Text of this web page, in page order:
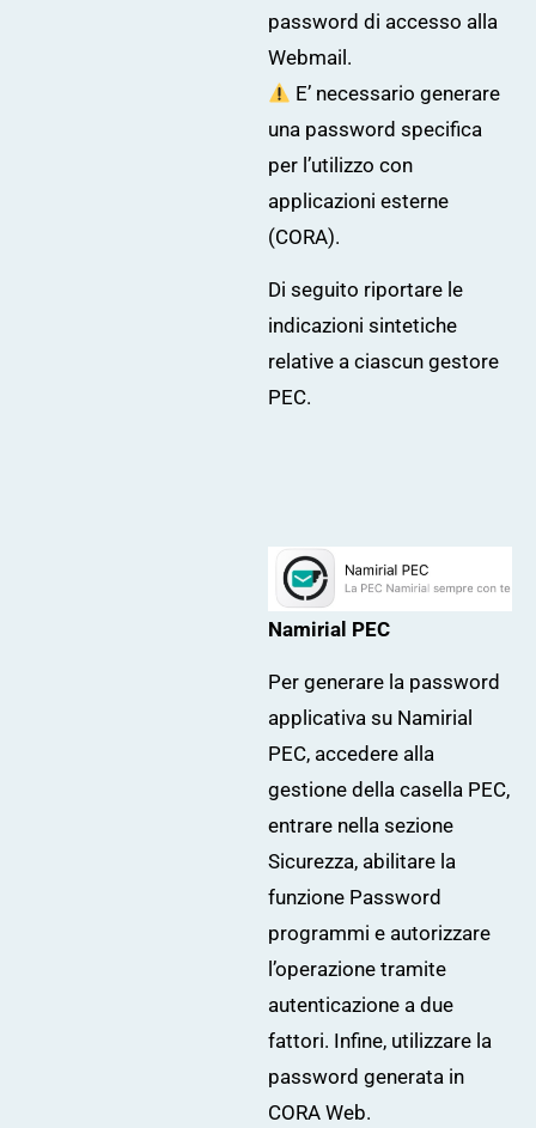
password di accesso alla
Webmail.
E’ necessario generare
una password specifica
per l’utilizzo con
applicazioni esterne
(CORA).
Di seguito riportare le
indicazioni sintetiche
relative a ciascun gestore
PEC.
Namirial PEC
Per generare la password
applicativa su Namirial
PEC, accedere alla
gestione della casella PEC,
entrare nella sezione
Sicurezza, abilitare la
funzione Password
programmi e autorizzare
l’operazione tramite
autenticazione a due
fattori. Infine, utilizzare la
password generata in
CORA Web.